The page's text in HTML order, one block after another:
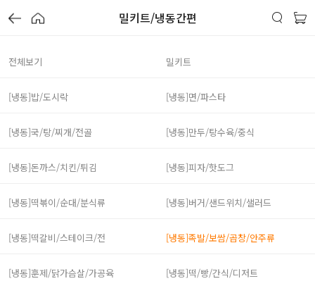
밀키트/냉동간편
전체보기 밀키트
[냉동]밥/도시락 [냉동]면/파스타
[냉동]국/탕/찌개/전골 [냉동]만두/탕수육/중식
[냉동]돈까스/치킨/튀김 [냉동]피자/핫도그
[냉동]떡볶이/순대/분식류 [냉동]버거/샌드위치/샐러드
[냉동]떡갈비/스테이크/전 [냉동]족발/보쌈/곱창/안주류
[냉동]훈제/닭가슴살/가공육 [냉동]떡/빵/간식/디저트